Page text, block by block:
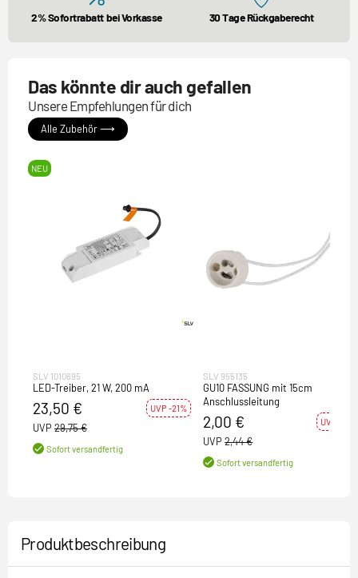
2% Sofortrabatt bei Vorkasse 30 Tage Rückgaberecht
Das könnte dir auch gefallen
Unsere Empfehlungen für dich
Alle Zubehör ⟶
NEU
SLV 1010695
LED-Treiber, 21 W, 200 mA
23,50 € UVP -21%
UVP 29,75 €
Sofort versandfertig
SLV 955135
GU10 FASSUNG mit 15cm
Anschlussleitung
2,00 € UVP -18%
UVP 2,44 €
Sofort versandfertig
Produktbeschreibung